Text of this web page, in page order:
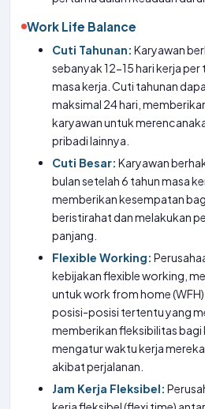
Work Life Balance
Cuti Tahunan: Karyawan
sebanyak 12-15 hari kerja
masa kerja. Cuti tahunan
maksimal 24 hari,
karyawan untuk
pribadi lainnya.
Cuti Besar: Karyawan
bulan setelah 6 tahun masa
memberikan kesempatan
beristirahat dan melakukan
panjang.
Flexible Working:
kebijakan flexible working,
untuk work from home
posisi-posisi tertentu yang
memberikan fleksibilitas bagi
mengatur waktu kerja
akibat perjalanan.
Jam Kerja Fleksibel: